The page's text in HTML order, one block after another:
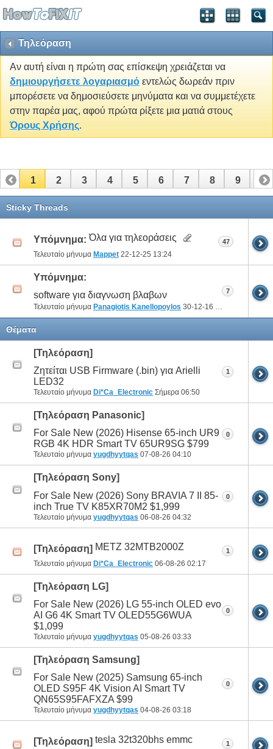
Τηλεόραση
Αν αυτή είναι η πρώτη σας επίσκεψη χρειάζεται να
δημιουργήσετε λογαριασμό εντελώς δωρεάν πριν
μπορέσετε να δημοσιεύσετε μηνύματα και να συμμετέχετε
στην παρέα μας, αφού πρώτα ρίξετε μια ματιά στους
Όρους Χρήσης.
1 2 3 4 5 6 7 8 9 10
11 12
Sticky Threads
Υπόμνημα: Όλα για τηλεοράσεις
Τελευταίο μήνυμα Mappet 22-12-25 13:24
47
Υπόμνημα:
software για διαγνωση βλαβων
Τελευταίο μήνυμα Panagiotis Kanellopoylos 30-12-16 18:42
7
Θέματα
[Τηλεόραση]
Ζητείται USB Firmware (.bin) για Arielli
LED32
Τελευταίο μήνυμα Di*Ca_Electronic Σήμερα 06:50
1
[Τηλεόραση Panasonic]
For Sale New (2026) Hisense 65-inch UR9
RGB 4K HDR Smart TV 65UR9SG $799
Τελευταίο μήνυμα yugdhyytqas 07-08-26 04:10
0
[Τηλεόραση Sony]
For Sale New (2026) Sony BRAVIA 7 II 85-
inch True TV K85XR70M2 $1,999
Τελευταίο μήνυμα yugdhyytqas 06-08-26 04:32
0
[Τηλεόραση] METZ 32MTB2000Z
Τελευταίο μήνυμα Di*Ca_Electronic 06-08-26 02:17
1
[Τηλεόραση LG]
For Sale New (2026) LG 55-inch OLED evo
AI G6 4K Smart TV OLED55G6WUA
$1,099
Τελευταίο μήνυμα yugdhyytqas 05-08-26 03:33
0
[Τηλεόραση Samsung]
For Sale New (2025) Samsung 65-inch
OLED S95F 4K Vision AI Smart TV
QN65S95FAFXZA $99
Τελευταίο μήνυμα yugdhyytqas 04-08-26 03:18
0
[Τηλεόραση] tesla 32t320bhs emmc 1